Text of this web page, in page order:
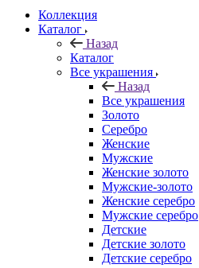
Коллекция
Каталог
Назад
Каталог
Все украшения
Назад
Все украшения
Золото
Серебро
Женские
Мужские
Женские золото
Мужские-золото
Женские серебро
Мужские серебро
Детские
Детские золото
Детские серебро